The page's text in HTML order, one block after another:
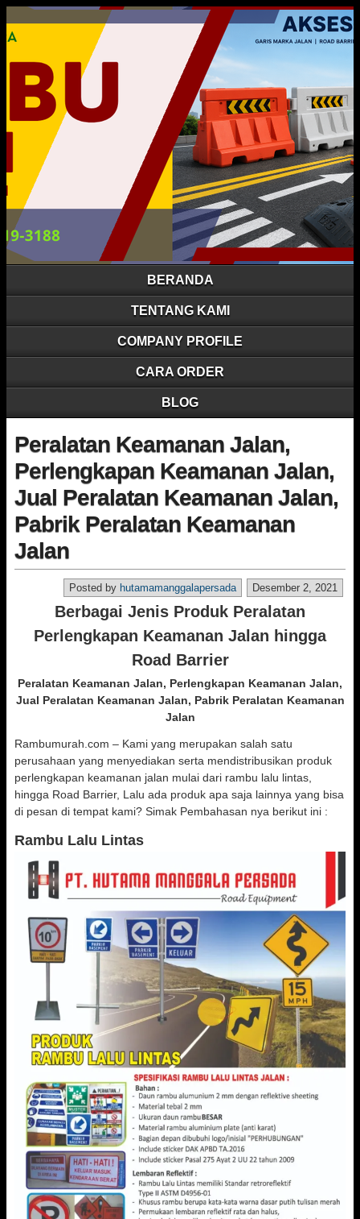
BERANDA
TENTANG KAMI
COMPANY PROFILE
CARA ORDER
BLOG
Peralatan Keamanan Jalan,
Perlengkapan Keamanan Jalan,
Jual Peralatan Keamanan Jalan,
Pabrik Peralatan Keamanan
Jalan
Desember 2, 2021
Posted by hutamamanggalapersada
Berbagai Jenis Produk Peralatan
Perlengkapan Keamanan Jalan hingga
Road Barrier
Peralatan Keamanan Jalan, Perlengkapan Keamanan Jalan,
Jual Peralatan Keamanan Jalan, Pabrik Peralatan Keamanan
Jalan
Rambumurah.com – Kami yang merupakan salah satu
perusahaan yang menyediakan serta mendistribusikan produk
perlengkapan keamanan jalan mulai dari rambu lalu lintas,
hingga Road Barrier, Lalu ada produk apa saja lainnya yang bisa
di pesan di tempat kami? Simak Pembahasan nya berikut ini :
Rambu Lalu Lintas